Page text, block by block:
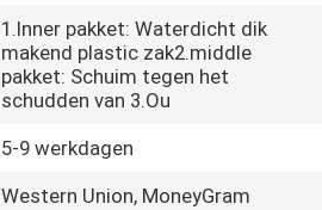
1.Inner pakket: Waterdicht dik
makend plastic zak2.middle
pakket: Schuim tegen het
schudden van 3.Ou
5-9 werkdagen
Western Union, MoneyGram